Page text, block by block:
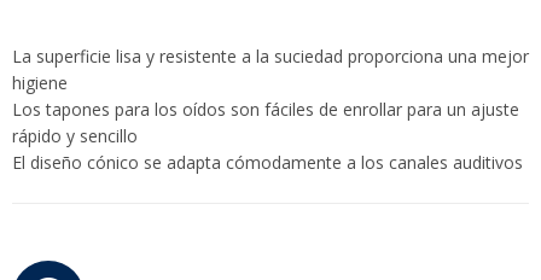
La superficie lisa y resistente a la suciedad proporciona una mejor
higiene
Los tapones para los oídos son fáciles de enrollar para un ajuste
rápido y sencillo
El diseño cónico se adapta cómodamente a los canales auditivos